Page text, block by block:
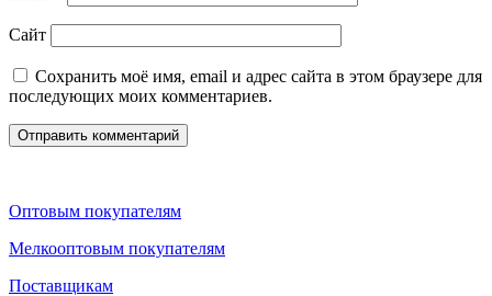
Сайт
Сохранить моё имя, email и адрес сайта в этом браузере для
последующих моих комментариев.
Оптовым покупателям
Мелкооптовым покупателям
Поставщикам